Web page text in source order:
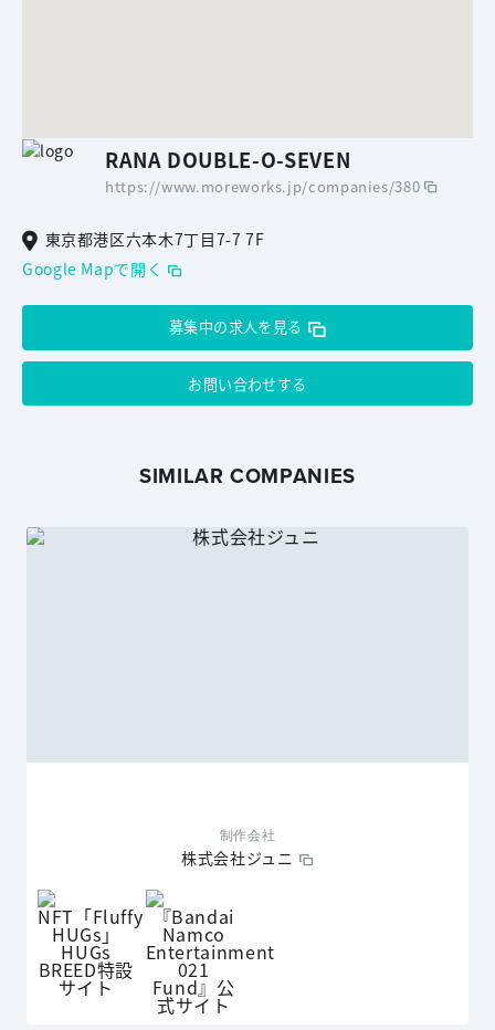
RANA DOUBLE-O-SEVEN
https://www.moreworks.jp/companies/380
東京都港区六本木7丁目7-7 7F
Google Mapで開く
募集中の求人を見る
お問い合わせする
SIMILAR COMPANIES
制作会社
株式会社ジュニ